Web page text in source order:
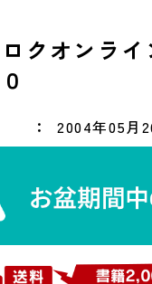
クオンラ
2004年05月